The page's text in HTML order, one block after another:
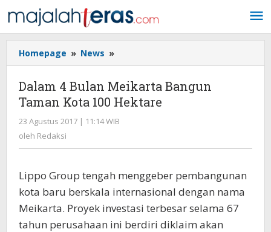
ke
konten
Homepage » News »
4
Bulan
Meikarta
Bangun
Taman
Dalam 4 Bulan Meikarta Bangun
Taman Kota 100 Hektare
23 Agustus 2017 | 11:14 WIB
oleh Redaksi
Lippo Group tengah menggeber pembangunan
kota baru berskala internasional dengan nama
Meikarta. Proyek investasi terbesar selama 67
tahun perusahaan ini berdiri diklaim akan